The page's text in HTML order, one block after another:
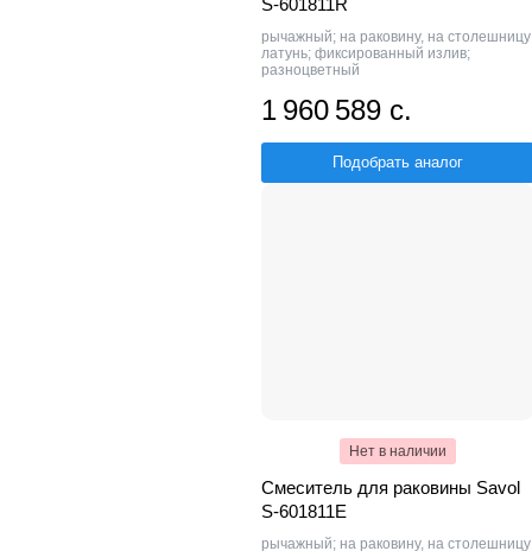
S-601811R
рычажный; на раковину, на
латунь; фиксированный излив;
разноцветный
1 960 589 с.
Подобрать аналог
Нет в наличии
Смеситель для раковины Savol
S-601811E
рычажный; на раковину, на